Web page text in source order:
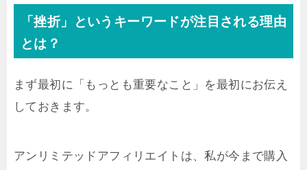
「挫折」というキーワードが注目される理由
とは？
まず最初に「もっとも重要なこと」を最初にお伝え
しておきます。
アンリミテッドアフィリエイトは、私が今まで購入